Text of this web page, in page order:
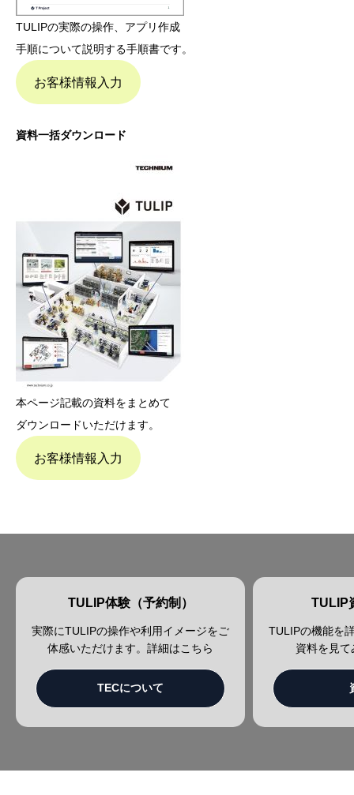
TULIPの実際の操作、アプリ作成
手順について説明する手順書です。
お客様情報入力
資料一括ダウンロード
本ページ記載の資料をまとめて
ダウンロードいただけます。
お客様情報入力
TULIP体験（予約制）
実際にTULIPの操作や利用イメージをご
体感いただけます。詳細はこちら
TECについて
TULIP
TULIPの機能を
資料を見